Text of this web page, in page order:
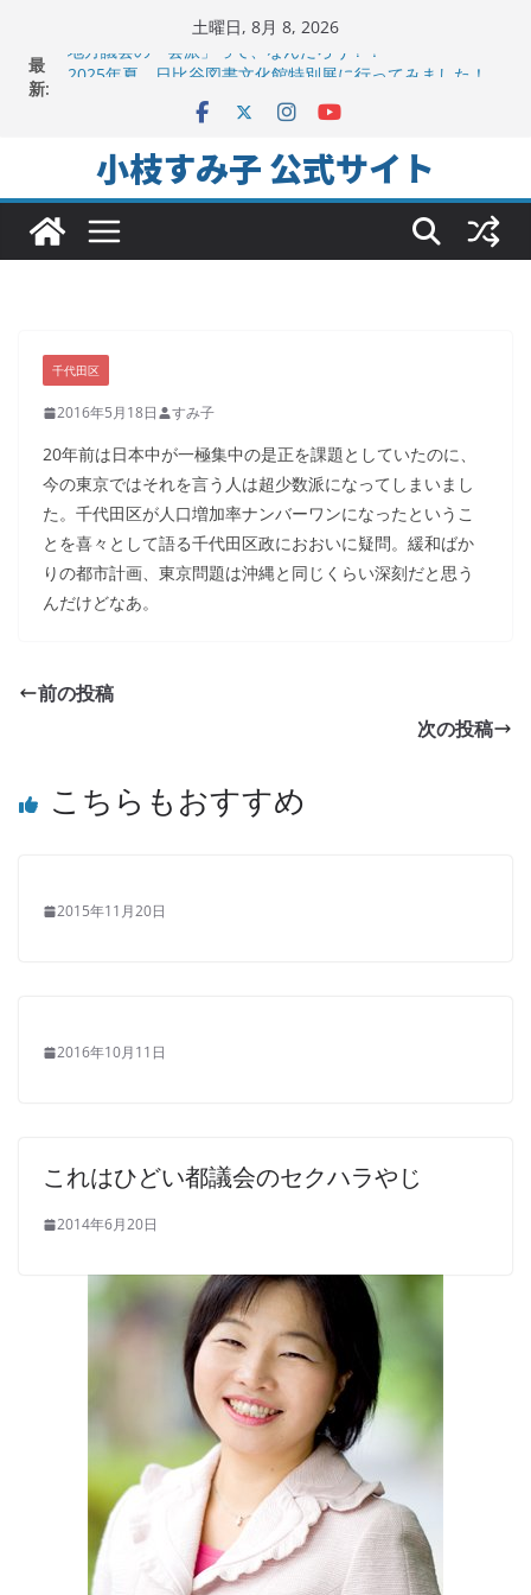
土曜日, 8月 8, 2026
最
新:
地方議会の「会派」って、なんだろう？！
2025年夏。日比谷図書文化館特別展に行ってみました！
ちよだの声ニュース No,9発信しました！
千代田区社会福祉協議会アキバ分室「食と居場所の学習
会」に参加
ヒートアイランド緩和のキーワードは「水と緑と風」
小枝すみ子 公式サイト
千代田区
2016年5月18日 すみ子
20年前は日本中が一極集中の是正を課題としていたのに、
今の東京ではそれを言う人は超少数派になってしまいまし
た。千代田区が人口増加率ナンバーワンになったというこ
とを喜々として語る千代田区政におおいに疑問。緩和ばか
りの都市計画、東京問題は沖縄と同じくらい深刻だと思う
んだけどなあ。
前の投稿
次の投稿
こちらもおすすめ
2015年11月20日
2016年10月11日
これはひどい都議会のセクハラやじ
2014年6月20日